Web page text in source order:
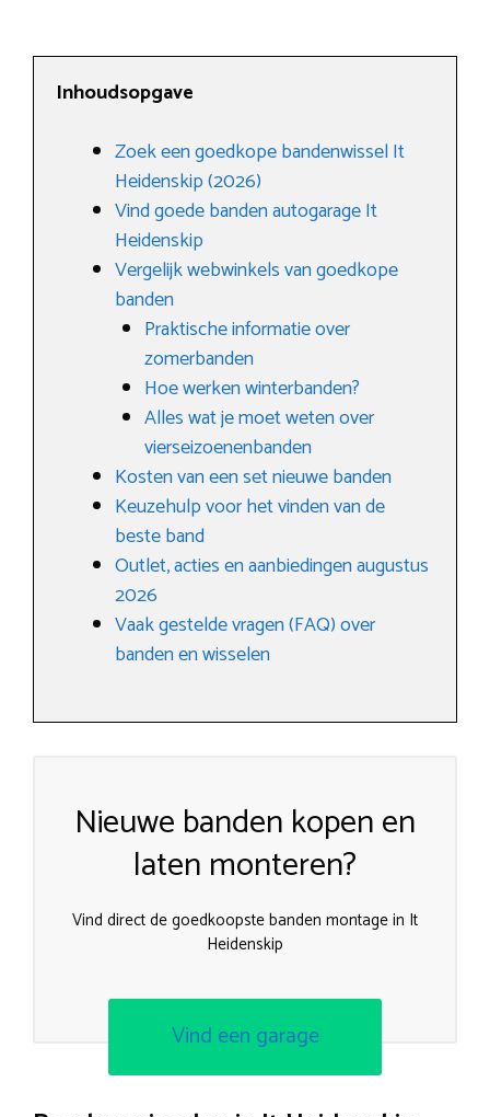
Inhoudsopgave
Zoek een goedkope bandenwissel It
Heidenskip (2026)
Vind goede banden autogarage It
Heidenskip
Vergelijk webwinkels van goedkope
banden
Praktische informatie over
zomerbanden
Hoe werken winterbanden?
Alles wat je moet weten over
vierseizoenenbanden
Kosten van een set nieuwe banden
Keuzehulp voor het vinden van de
beste band
Outlet, acties en aanbiedingen augustus
2026
Vaak gestelde vragen (FAQ) over
banden en wisselen
Nieuwe banden kopen en
laten monteren?
Vind direct de goedkoopste banden montage in It
Heidenskip
Vind een garage